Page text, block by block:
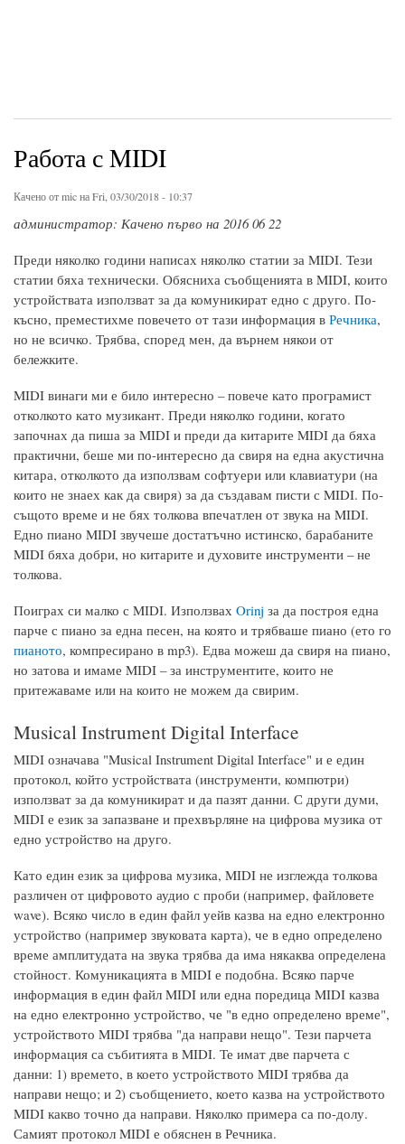
Работа с MIDI
Качено отmicна Fri, 03/30/2018 - 10:37
администратор: Качено първо на 2016 06 22
Преди няколко години написах няколко статии за MIDI. Тези
статии бяха технически. Обясниха съобщенията в MIDI, които
устройствата използват за да комуникират едно с друго. По-
късно, преместихме повечето от тази информация в Речника,
но не всичко. Трябва, според мен, да върнем някои от
бележките.
MIDI винаги ми е било интересно – повече като програмист
отколкото като музикант. Преди няколко години, когато
започнах да пиша за MIDI и преди да китарите MIDI да бяха
практични, беше ми по-интересно да свиря на една акустична
китара, отколкото да използвам софтуери или клавиатури (на
които не знаех как да свиря) за да създавам писти с MIDI. По-
същото време и не бях толкова впечатлен от звука на MIDI.
Едно пиано MIDI звучеше достатъчно истинско, барабаните
MIDI бяха добри, но китарите и духовите инструменти – не
толкова.
Поиграх си малко с MIDI. Използвах Orinj за да построя една
парче с пиано за една песен, на която и трябваше пиано (ето го
пианото, компресирано в mp3). Едва можеш да свиря на пиано,
но затова и имаме MIDI – за инструментите, които не
притежаваме или на които не можем да свирим.
Musical Instrument Digital Interface
MIDI означава "Musical Instrument Digital Interface" и е един
протокол, който устройствата (инструменти, компютри)
използват за да комуникират и да пазят данни. С други думи,
MIDI е език за запазване и прехвърляне на цифрова музика от
едно устройство на друго.
Като един език за цифрова музика, MIDI не изглежда толкова
различен от цифровото аудио с проби (например, файловете
wave). Всяко число в един файл уейв казва на едно електронно
устройство (например звуковата карта), че в едно определено
време амплитудата на звука трябва да има някаква определена
стойност. Комуникацията в MIDI е подобна. Всяко парче
информация в един файл MIDI или една поредица MIDI казва
на едно електронно устройство, че "в едно определено време",
устройството MIDI трябва "да направи нещо". Тези парчета
информация са събитията в MIDI. Те имат две парчета с
данни: 1) времето, в което устройството MIDI трябва да
направи нещо; и 2) съобщението, което казва на устройството
MIDI какво точно да направи. Няколко примера са по-долу.
Самият протокол MIDI е обяснен в Речника.